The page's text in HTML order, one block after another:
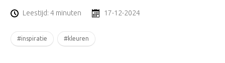
Leestijd: 4 minuten 17-12-2024
#inspiratie #kleuren